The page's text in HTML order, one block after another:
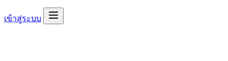
เข้าสู่ระบบ